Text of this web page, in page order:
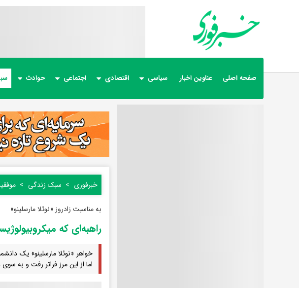
صفحه اصلی عناوین اخبار سیاسی اقتصادی اجتماعی حوادث
خبرفوری سبک زندگی
به مناسبت زادروز «نوئلا مارسلینو»
راهبه‌ای که
خواهر «نوئلا مارسلینو» یک
اما از این مرز فراتر رفت و به